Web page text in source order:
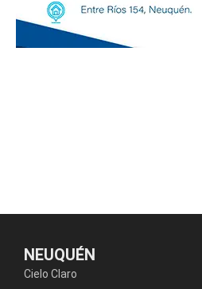
NEUQUÉN
Cielo Claro